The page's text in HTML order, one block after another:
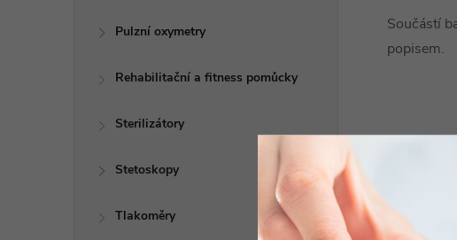
Pulzní oxymetry
Rehabilitační a fitness pomůcky
Sterilizátory
Stetoskopy
Tlakoměry
Součástí
popisem.